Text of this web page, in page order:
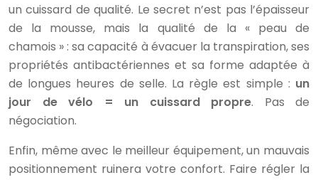
un cuissard de qualité. Le secret n’est pas l’épaisseur
de la mousse, mais la qualité de la « peau de
chamois » : sa capacité à évacuer la transpiration, ses
propriétés antibactériennes et sa forme adaptée à
de longues heures de selle. La règle est simple : un
jour de vélo = un cuissard propre. Pas de
négociation.
Enfin, même avec le meilleur équipement, un mauvais
positionnement ruinera votre confort. Faire régler la